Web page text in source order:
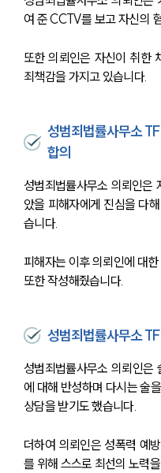
여 준 CCTV를 보고 자신의
또한 의뢰인은 자신이 취한
죄책감을 가지고 있습니다.
성범죄법률사무소
합의
성범죄법률사무소 의뢰인은
았을 피해자에게 진심을 다
습니다.
피해자는 이후 의뢰인에 대
또한 작성해줬습니다.
성범죄법률사무소
성범죄법률사무소 의뢰인은
에 대해 반성하며 다시는 술
상담을 받기도 했습니다.
더하여 의뢰인은 성폭력 예
를 위해 스스로 최선의 노력